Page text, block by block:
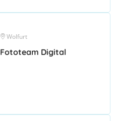
Wolfurt
Fototeam Digital